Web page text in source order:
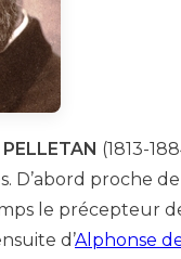
(1813-
D’abord proche de
le précepteur
d’Alphonse